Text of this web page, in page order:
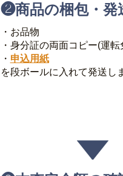
❷商品の梱包・発
・お品物
・身分証の両面コピー(運
・ 申込用紙
を段ボールに入れて発送し